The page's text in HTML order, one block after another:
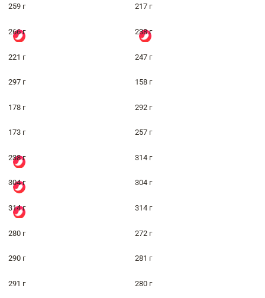
259 г 217 г
266 г 238 г
221 г 247 г
297 г 158 г
178 г 292 г
173 г 257 г
238 г 314 г
304 г 304 г
314 г 314 г
280 г 272 г
290 г 281 г
291 г 280 г